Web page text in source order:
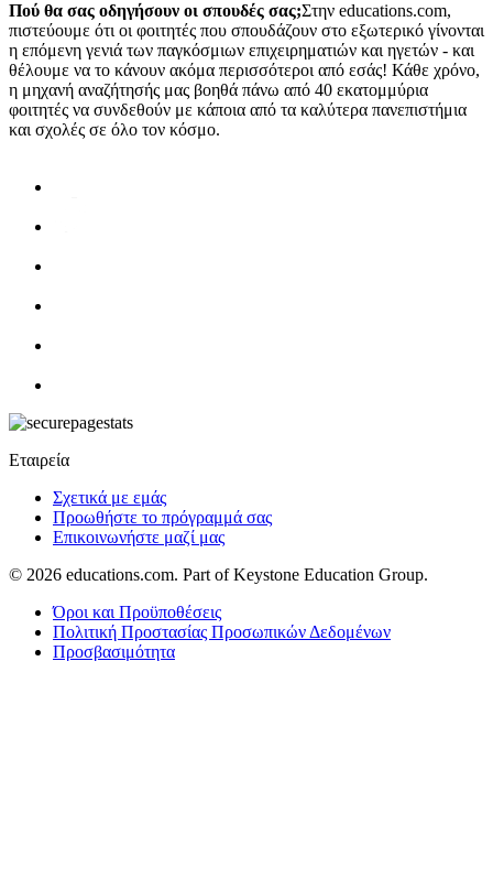
Πού θα σας οδηγήσουν οι σπουδές σας;Στην educations.com,
πιστεύουμε ότι οι φοιτητές που σπουδάζουν στο εξωτερικό γίνονται
η επόμενη γενιά των παγκόσμιων επιχειρηματιών και ηγετών - και
θέλουμε να το κάνουν ακόμα περισσότεροι από εσάς! Κάθε χρόνο,
η μηχανή αναζήτησής μας βοηθά πάνω από 40 εκατομμύρια
φοιτητές να συνδεθούν με κάποια από τα καλύτερα πανεπιστήμια
και σχολές σε όλο τον κόσμο.
Εταιρεία
Σχετικά με εμάς
Προωθήστε το πρόγραμμά σας
Επικοινωνήστε μαζί μας
© 2026 educations.com. Part of Keystone Education Group.
Όροι και Προϋποθέσεις
Πολιτική Προστασίας Προσωπικών Δεδομένων
Προσβασιμότητα